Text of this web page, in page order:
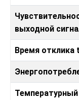
выходной
Время отклика
Температурный